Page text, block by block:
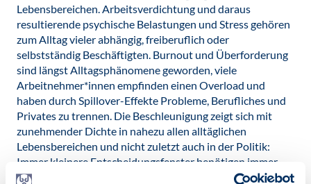
Lebensbereichen. Arbeitsverdichtung und daraus
resultierende psychische Belastungen und Stress gehören
zum Alltag vieler abhängig, freiberuflich oder
selbstständig Beschäftigten. Burnout und Überforderung
sind längst Alltagsphänomene geworden, viele
Arbeitnehmer*innen empfinden einen Overload und
haben durch Spillover-Effekte Probleme, Berufliches und
Privates zu trennen. Die Beschleunigung zeigt sich mit
zunehmender Dichte in nahezu allen alltäglichen
Lebensbereichen und nicht zuletzt auch in der Politik:
Immer kleinere Entscheidungsfenster benötigen immer
schneller getroffene Entscheidungen, die gleichzeitig